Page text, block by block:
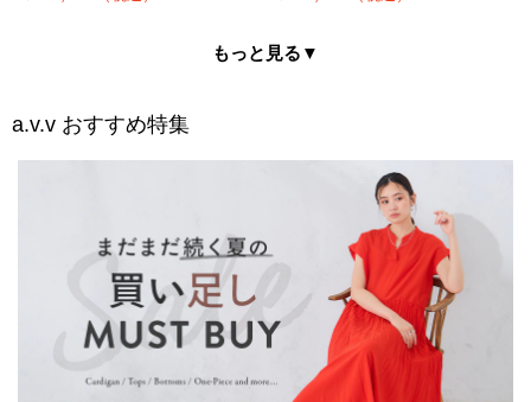
もっと見る▼
a.v.v おすすめ特集